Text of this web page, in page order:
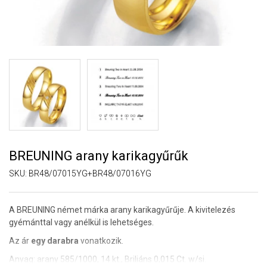
BREUNING arany karikagyűrűk
SKU: BR48/07015YG+BR48/07016YG
A BREUNING német márka arany karikagyűrűje. A kivitelezés
gyémánttal vagy anélkül is lehetséges.
Az ár egy darabra vonatkozik.
Anyag: arany 585/1000, 14 kt., Briliáns 0,015 Ct. w/si.